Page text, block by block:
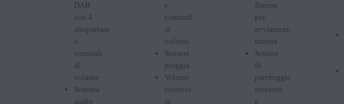
DAB
con 4
altoparlanti
e
comandi
al
volante
Sistema
audio
e
comandi
al
volante
Sensore
pioggia
Volante
rivestito
in
Button
per
avviamento/spegnimento
motore
Sensori
di
parcheggio
anteriori
e